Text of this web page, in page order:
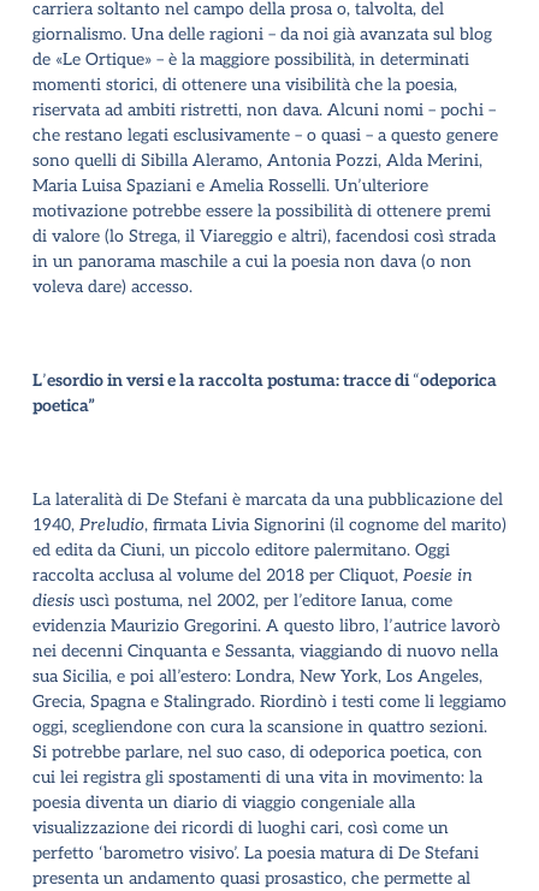
carriera soltanto nel campo della prosa o, talvolta, del
giornalismo. Una delle ragioni – da noi già avanzata sul blog
de «Le Ortique» – è la maggiore possibilità, in determinati
momenti storici, di ottenere una visibilità che la poesia,
riservata ad ambiti ristretti, non dava. Alcuni nomi – pochi –
che restano legati esclusivamente – o quasi – a questo genere
sono quelli di Sibilla Aleramo, Antonia Pozzi, Alda Merini,
Maria Luisa Spaziani e Amelia Rosselli. Un’ulteriore
motivazione potrebbe essere la possibilità di ottenere premi
di valore (lo Strega, il Viareggio e altri), facendosi così strada
in un panorama maschile a cui la poesia non dava (o non
voleva dare) accesso.
L’esordio in versi e la raccolta postuma: tracce di“odeporica
poetica”
La lateralità di De Stefani è marcata da una pubblicazione del
1940, Preludio, firmata Livia Signorini (il cognome del marito)
ed edita da Ciuni, un piccolo editore palermitano. Oggi
raccolta acclusa al volume del 2018 per Cliquot, Poesie in
diesisuscì postuma, nel 2002, per l’editore Ianua, come
evidenzia Maurizio Gregorini. A questo libro, l’autrice lavorò
nei decenni Cinquanta e Sessanta, viaggiando di nuovo nella
sua Sicilia, e poi all’estero: Londra, New York, Los Angeles,
Grecia, Spagna e Stalingrado. Riordinò i testi come li leggiamo
oggi, scegliendone con cura la scansione in quattro sezioni.
Si potrebbe parlare, nel suo caso, di odeporica poetica, con
cui lei registra gli spostamenti di una vita in movimento: la
poesia diventa un diario di viaggio congeniale alla
visualizzazione dei ricordi di luoghi cari, così come un
perfetto ‘barometro visivo’. La poesia matura di De Stefani
presenta un andamento quasi prosastico, che permette al